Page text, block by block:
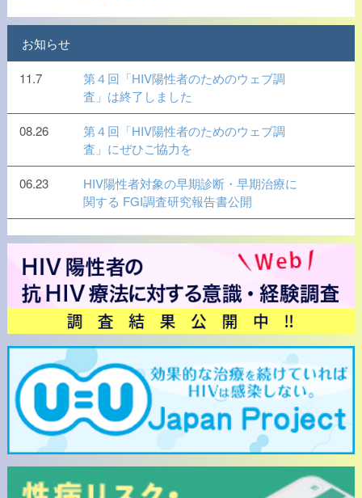
お知らせ
11.7
第４回「HIV陽性者のためのウェブ調
査」は終了しました
08.26
第４回「HIV陽性者のためのウェブ調
査」にぜひご協力を
06.23
HIV陽性者対象の早期診断・早期治療に
関する FGI調査研究報告書公開